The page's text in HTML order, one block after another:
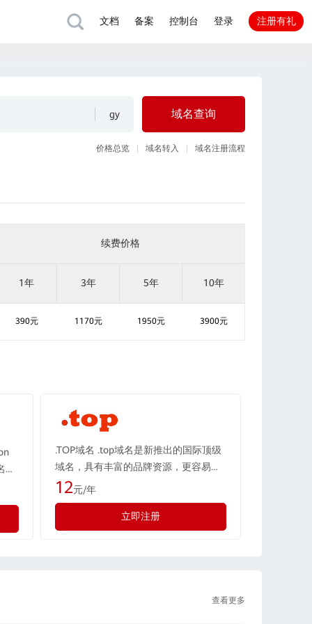
文档 备案 控制台 登录 注册有礼
域名查询
价格总览 域名转入 域名注册流程
续费价格
1年 3年 5年 10年
390元 1170元 1950元 3900元
，
个
.TOP域名 .top域名是新推出的国际顶级
域名，具有丰富的品牌资源，更容易注
册到有意义、简短、易记的域名。top域
席”“顶端”等正能量意思，中文音译
为“突破”，旨在创造一个“高端定位，突
12元/年
立即注册
查看更多